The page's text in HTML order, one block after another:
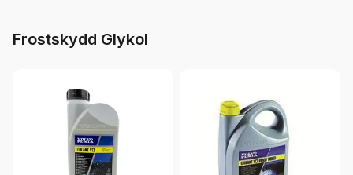
Frostskydd Glykol